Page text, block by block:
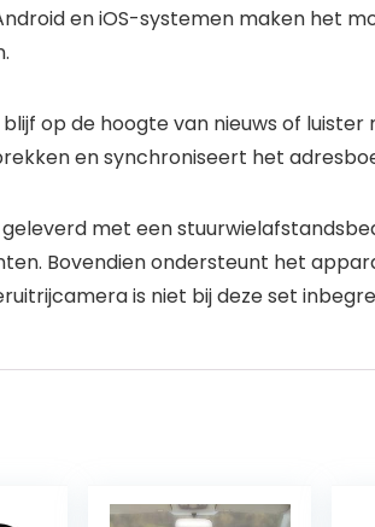
en iOS-systemen maken het
blijf op de hoogte van nieuws of
en synchroniseert het
met een
Bovendien ondersteunt het
is niet bij deze set